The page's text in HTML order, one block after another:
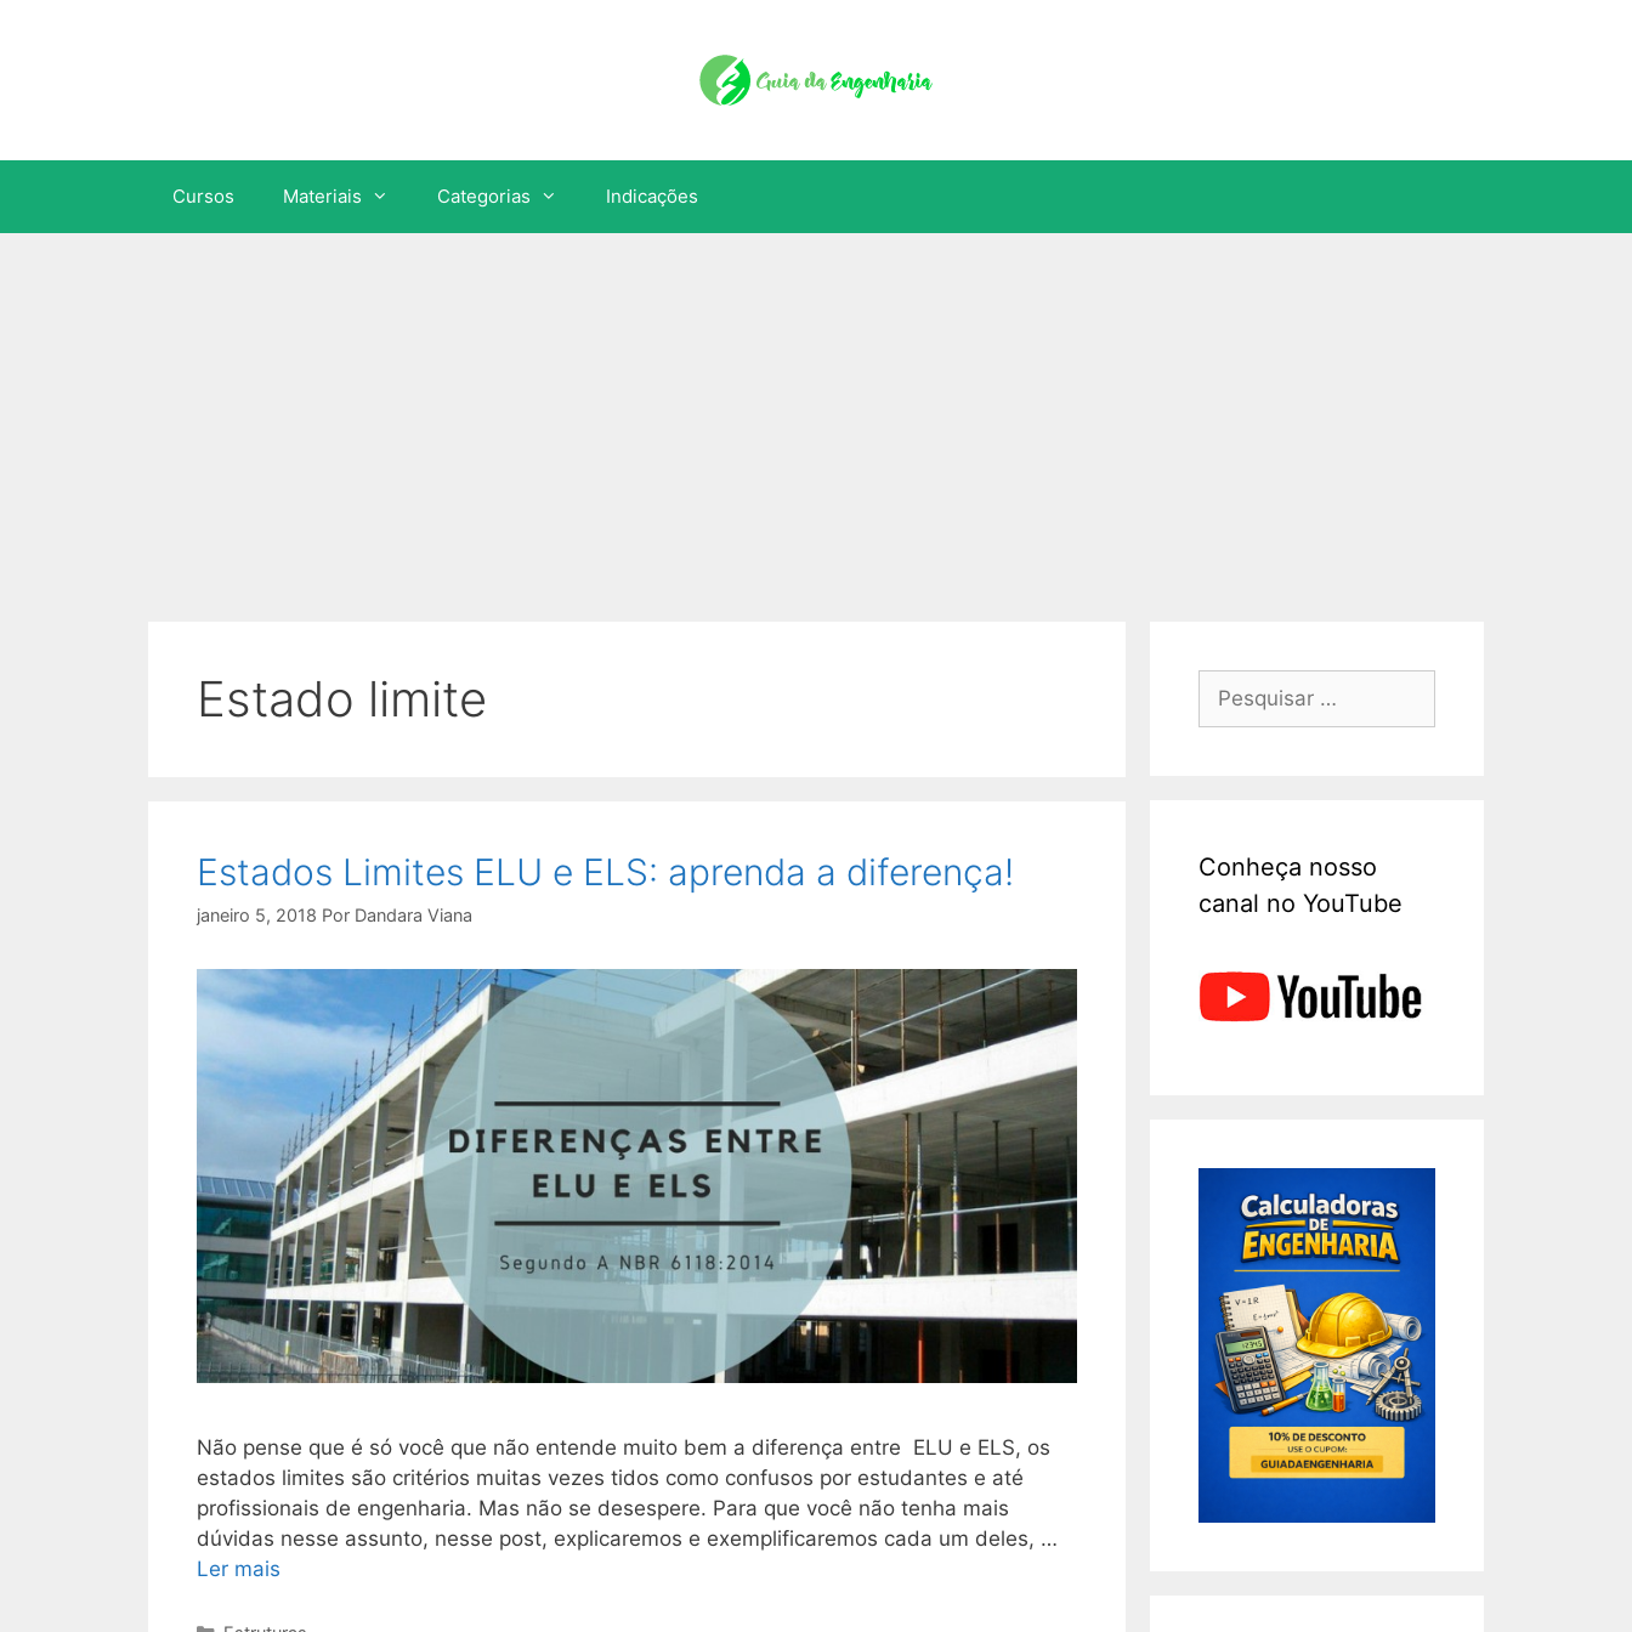
Cursos Materiais Categorias Indicações
Estado limite
Estados Limites ELU e ELS: aprenda a diferença!
janeiro 5, 2018 Por Dandara Viana
Não pense que é só você que não entende muito bem a diferença entre ELU e ELS, os
estados limites são critérios muitas vezes tidos como confusos por estudantes e até
profissionais de engenharia. Mas não se desespere. Para que você não tenha mais
dúvidas nesse assunto, nesse post, explicaremos e exemplificaremos cada um deles, …
Ler mais
Conheça nosso
canal no YouTube